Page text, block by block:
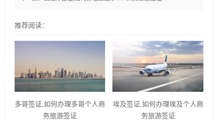
推荐阅读：
多哥签证,如何办理多哥个人商
务旅游签证
埃及签证,如何办理埃及个人商
务旅游签证